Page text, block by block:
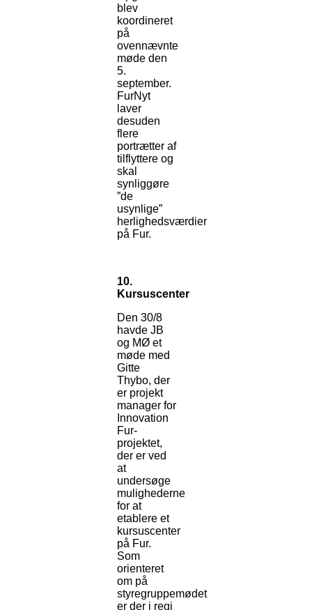
blev
koordineret
på
ovennævnte
møde den
5.
september.
FurNyt
laver
desuden
flere
portrætter af
tilflyttere og
skal
synliggøre
”de
usynlige”
herlighedsværdier
på Fur.
10.
Kursuscenter
Den 30/8
havde JB
og MØ et
møde med
Gitte
Thybo, der
er projekt
manager for
Innovation
Fur-
projektet,
der er ved
at
undersøge
mulighederne
for at
etablere et
kursuscenter
på Fur.
Som
orienteret
om på
styregruppemødet
er der i regi